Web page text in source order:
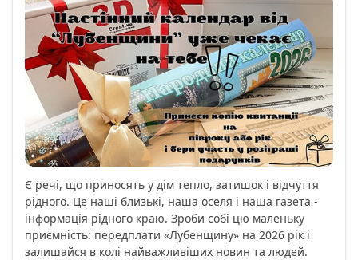
Є речі, що приносять у дім тепло, затишок і відчуття
рідного. Це наші близькі, наша оселя і наша газета -
інформація рідного краю. Зроби собі цю маленьку
приємність: передплати «Лубенщину» на 2026 рік і
залишайся в колі найважливіших новин та людей.